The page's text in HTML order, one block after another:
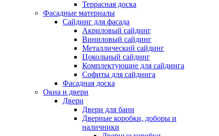
Террасная доска
Фасадные материалы
Сайдинг для фасада
Акриловый сайдинг
Виниловый сайдинг
Металлический сайдинг
Цокольный сайдинг
Комплектующие для сайдинга
Софиты для сайдинга
Фасадная доска
Окна и двери
Двери
Двери для бани
Дверные коробки, доборы и
наличники